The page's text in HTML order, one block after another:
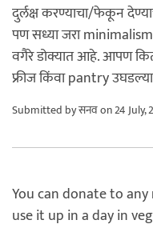
दुर्लक्ष करण्याचा/फेकून
पण सध्या जरा
वगैरे डोक्यात आहे. आपण
फ्रीज किंवा pantry
Submitted byसनवon 24 July,
You can donate to
use it up in a day in